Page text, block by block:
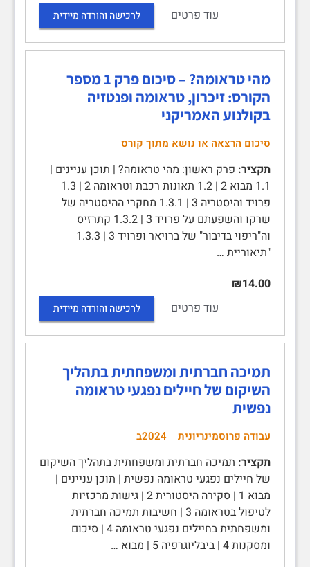
עוד פרטים
לרכישה והורדה מיידית
מהי טראומה? – סיכום פרק 1 מספר
הקורס: זיכרון, טראומה ופנטזיה
בקולנוע האמריקני
סיכום הרצאה או נושא מתוך קורס
תקציר: פרק ראשון: מהי טראומה? | תוכן עניינים |
1.1 מבוא 2 | 1.2 תאונות רכבת וטראומה 2 | 1.3
פרויד והיסטריה 3 | 1.3.1 מחקרי ההיסטריה של
שרקו והשפעתם על פרויד 3 | 1.3.2 קתרזיס
וה"ריפוי בדיבור" של ברויאר ופרויד 3 | 1.3.3
"תיאוריית …
₪14.00
עוד פרטים
לרכישה והורדה מיידית
תמיכה חברתית ומשפחתית בתהליך
השיקום של חיילים נפגעי טראומה
נפשית
עבודה פרוסמינריונית 2024ב
תקציר: תמיכה חברתית ומשפחתית בתהליך השיקום
של חיילים נפגעי טראומה נפשית | תוכן עניינים |
מבוא 1 | סקירה היסטורית 2 | גישות מרכזיות
לטיפול בטראומה 3 | חשיבות תמיכה חברתית
ומשפחתית בחיילים נפגעי טראומה 4 | סיכום
ומסקנות 4 | ביבליוגרפיה 5 | מבוא …